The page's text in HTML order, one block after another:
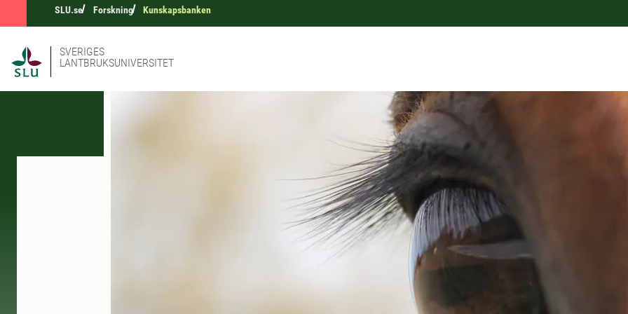
SLU.se Forskning Kunskapsbanken
SVERIGES
LANTBRUKSUNIVERSITET